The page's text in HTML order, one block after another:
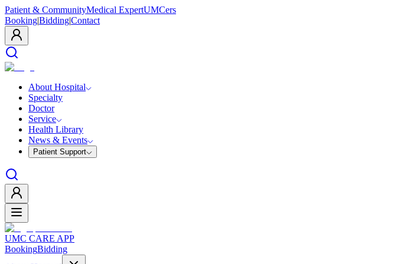
Patient & CommunityMedical ExpertUMCers
Booking|Bidding|Contact
About Hospital
Specialty
Doctor
Service
Health Library
News & Events
Patient Support
UMC CARE APP
BookingBidding